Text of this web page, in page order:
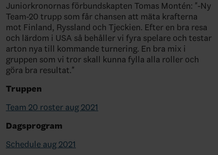
Juniorkronornas förbundskapten Tomas Montén: "-Ny
Team-20 trupp som får chansen att mäta krafterna
mot Finland, Ryssland och Tjeckien. Efter en bra resa
och lärdom i USA så behåller vi fyra spelare och testar
arton nya till kommande turnering. En bra mix i
gruppen som vi tror skall kunna fylla alla roller och
göra bra resultat."
Truppen
Team 20 roster aug 2021
Dagsprogram
Schedule aug 2021